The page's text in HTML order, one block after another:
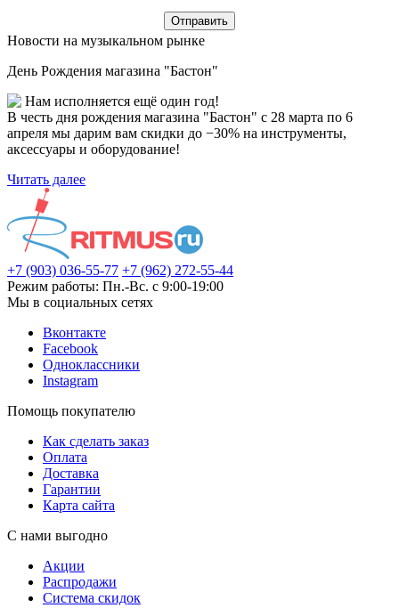
Новости на музыкальном рынке
День Рождения магазина "Бастон"
Нам исполняется ещё один год!
В честь дня рождения магазина "Бастон" с 28 марта по 6
апреля мы дарим вам скидки до −30% на инструменты,
аксессуары и оборудование!
Читать далее
+7 (903) 036-55-77 +7 (962) 272-55-44
Режим работы: Пн.-Вс. с 9:00-19:00
Мы в социальных сетях
Вконтакте
Facebook
Одноклассники
Instagram
Помощь покупателю
Как сделать заказ
Оплата
Доставка
Гарантии
Карта сайта
С нами выгодно
Акции
Распродажи
Система скидок